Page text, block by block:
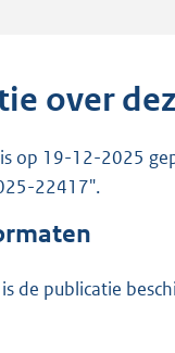
over
op 19-12-2025
22417".
de publicatie